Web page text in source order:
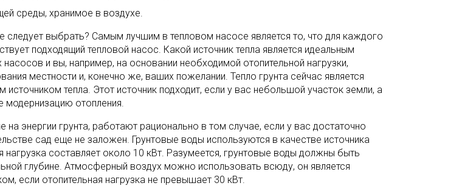
среды, хранимое в воздухе.
следует выбрать? Самым лучшим в тепловом насосе является то, что для каждого
подходящий тепловой насос. Какой источник тепла является идеальным
и вы, например, на основании необходимой отопительной нагрузки,
местности и, конечно же, ваших пожелании. Тепло грунта сейчас является
источником тепла. Этот источник подходит, если у вас небольшой участок земли, а
модернизацию отопления.
на энергии грунта, работают рационально в том случае, если у вас достаточно
сад еще не заложен. Грунтовые воды используются в качестве источника
нагрузка составляет около 10 кВт. Разумеется, грунтовые воды должны быть
глубине. Атмосферный воздух можно использовать всюду, он является
если отопительная нагрузка не превышает 30 кВт.